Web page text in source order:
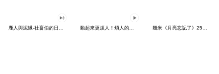
幾米《月亮忘記了》25周年 x 晴天P莉